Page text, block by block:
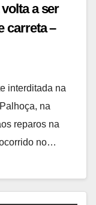
a ser
carreta –
interditada na
na
reparos na
no…